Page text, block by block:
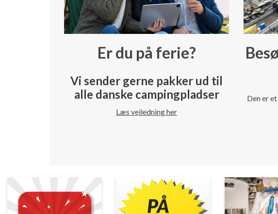
Er du på ferie?
Vi sender gerne pakker ud til
alle danske campingpladser
Læs vejledning her
Den er